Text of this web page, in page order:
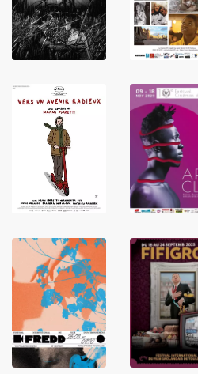
LIRE LIRE
LIRE
LIRE
LIRE LIRE